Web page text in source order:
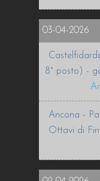
03-04-2026
8° posto) -
Ancona -
Ottavi di